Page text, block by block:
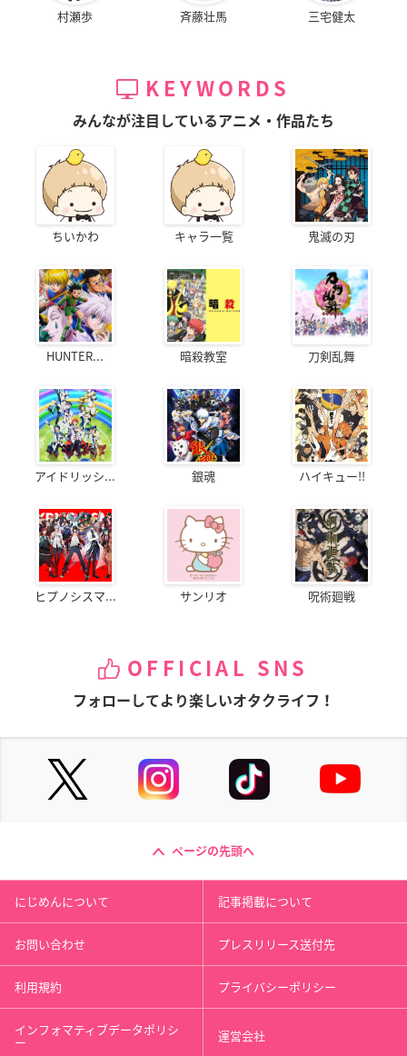
村瀬歩 斉藤壮馬 三宅健太
KEYWORDS
みんなが注目しているアニメ・作品たち
ちいかわ キャラ一覧 鬼滅の刃
HUNTER... 暗殺教室 刀剣乱舞
アイドリッシ... 銀魂 ハイキュー!!
ヒプノシスマ... サンリオ 呪術廻戦
OFFICIAL SNS
フォローしてより楽しいオタクライフ！
ページの先頭へ
にじめんについて 記事掲載について
お問い合わせ プレスリリース送付先
利用規約 プライバシーポリシー
インフォマティブデータポリシ
ー 運営会社